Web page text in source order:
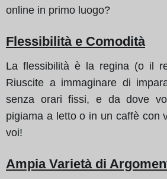
online in primo luogo?
Flessibilità e Comodità
La flessibilità è la regina (o il
Riuscite a immaginare di
senza orari fissi, e da dove
pigiama a letto o in un caffè con
voi!
Ampia Varietà di